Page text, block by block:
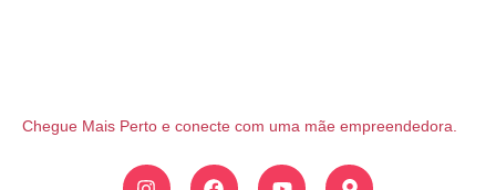
Chegue Mais Perto e conecte com uma mãe empreendedora.
F
Y
M